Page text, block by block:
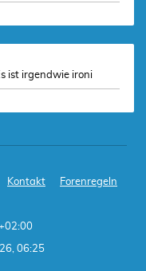
ist irgendwie ironi
Kontakt Forenregeln
06:25